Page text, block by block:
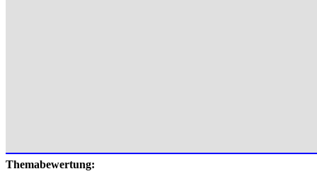
Themabewertung: